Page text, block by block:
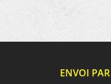
ENVOI PAR